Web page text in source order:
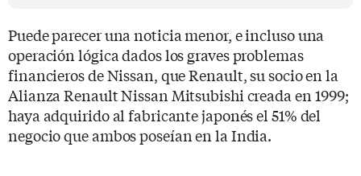
Puede parecer una noticia menor, e incluso una
operación lógica dados los graves problemas
financieros de Nissan, que Renault, su socio en la
Alianza Renault Nissan Mitsubishi creada en 1999;
haya adquirido al fabricante japonés el 51% del
negocio que ambos poseían en la India.